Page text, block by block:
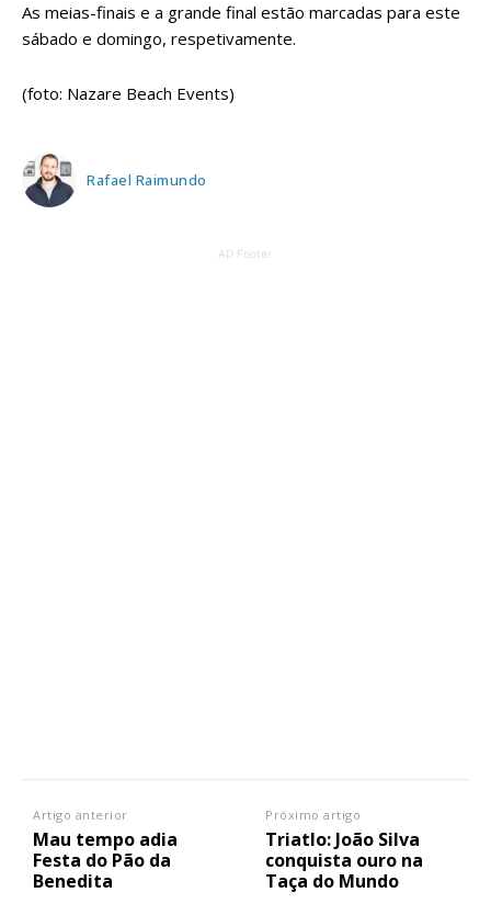
As meias-finais e a grande final estão marcadas para este
sábado e domingo, respetivamente.
(foto: Nazare Beach Events)
Rafael Raimundo
AD Footer
Artigo anterior
Mau tempo adia
Festa do Pão da
Benedita
Próximo artigo
Triatlo: João Silva
conquista ouro na
Taça do Mundo